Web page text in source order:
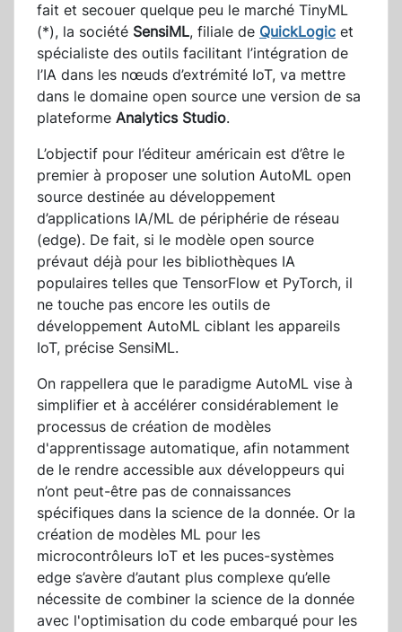
fait et secouer quelque peu le marché TinyML
(*), la société SensiML, filiale de QuickLogic et
spécialiste des outils facilitant l’intégration de
l’IA dans les nœuds d’extrémité IoT, va mettre
dans le domaine open source une version de sa
plateforme Analytics Studio.
L’objectif pour l’éditeur américain est d’être le
premier à proposer une solution AutoML open
source destinée au développement
d’applications IA/ML de périphérie de réseau
(edge). De fait, si le modèle open source
prévaut déjà pour les bibliothèques IA
populaires telles que TensorFlow et PyTorch, il
ne touche pas encore les outils de
développement AutoML ciblant les appareils
IoT, précise SensiML.
On rappellera que le paradigme AutoML vise à
simplifier et à accélérer considérablement le
processus de création de modèles
d'apprentissage automatique, afin notamment
de le rendre accessible aux développeurs qui
n’ont peut-être pas de connaissances
spécifiques dans la science de la donnée. Or la
création de modèles ML pour les
microcontrôleurs IoT et les puces-systèmes
edge s’avère d’autant plus complexe qu’elle
nécessite de combiner la science de la donnée
avec l'optimisation du code embarqué pour les